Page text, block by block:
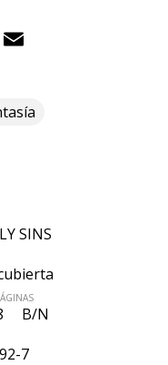
Pinterest
SINS
B/N
7